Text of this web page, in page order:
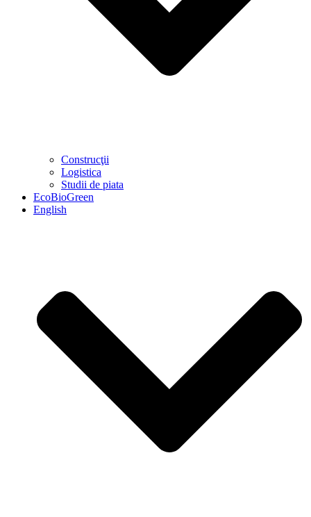
Construcţii
Logistica
Studii de piata
EcoBioGreen
English